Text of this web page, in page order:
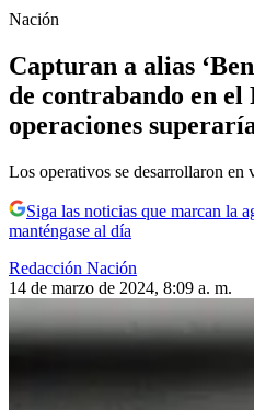
Nación
Capturan a alias
de contrabando en el
operaciones
Los operativos se desarrollaron en
Siga las noticias que marcan la
manténgase al día
Redacción Nación
14 de marzo de 2024, 8:09 a. m.